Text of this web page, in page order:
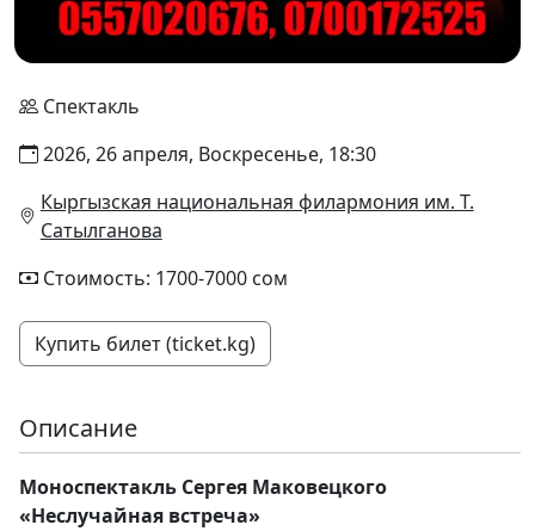
Спектакль
2026, 26 апреля, Воскресенье, 18:30
Кыргызская национальная филармония им. Т.
Сатылганова
Стоимость: 1700-7000 сом
Купить билет (ticket.kg)
Описание
Моноспектакль Сергея Маковецкого
«Неслучайная встреча»